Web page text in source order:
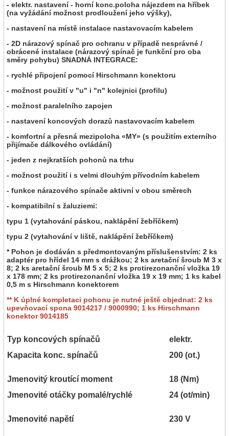
- elektr. nastavení - horní konc.poloha nájezdem na hříbek
(na vyžádání možnost prodloužení jeho výšky),
- nastavení na místě instalace nastavovacím kabelem
- 2D nárazový spínač pro ochranu v případě nesprávné /
obrácené instalace (nárazový spínač je funkční pro oba
směry pohybu) SNADNÁ INTEGRACE:
- rychlé připojení pomocí Hirschmann konektoru
- možnost použití v "u" i "n" kolejnici (profilu)
- možnost paralelního zapojen
- nastavení koncových dorazů nastavovacím kabelem
- komfortní a přesná mezipoloha «MY» (s použitím externího
přijímače dálkového ovládání)
- jeden z nejkratších pohonů na trhu
- možnost použití i s velmi dlouhým přívodním kabelem
- funkce nárazového spínače aktivní v obou směrech
- kompatibilní s žaluziemi:
typu 1 (vytahování páskou, naklápění žebříčkem)
typu 2 (vytahování v liště, naklápění žebříčkem)
* Pohon je dodáván s předmontovaným příslušenstvím: 2 ks
adaptér pro hřídel 14 mm s drážkou; 2 ks aretační šroub M 3 x
8; 2 ks aretační šroub M 5 x 5; 2 ks protirezonanční vložka 19
x 178 mm; 2 ks protirezonanční vložka 19 x 19 mm; 1 ks kabel
0,5 m s Hirschmann konektorem
** K úplné kompletaci pohonu je nutné ještě objednat: 2 ks
upevňovací spona 9014217 / 9000990; 1 ks Hirschmann
konektor 9014185
Typ koncových spínačů
Kapacita konc. spínačů
elektr.
200 (ot.)
Jmenovitý kroutící moment
Jmenovité otáčky pomalé/rychlé
18 (Nm)
24 (ot/min)
Jmenovité napětí 230 V